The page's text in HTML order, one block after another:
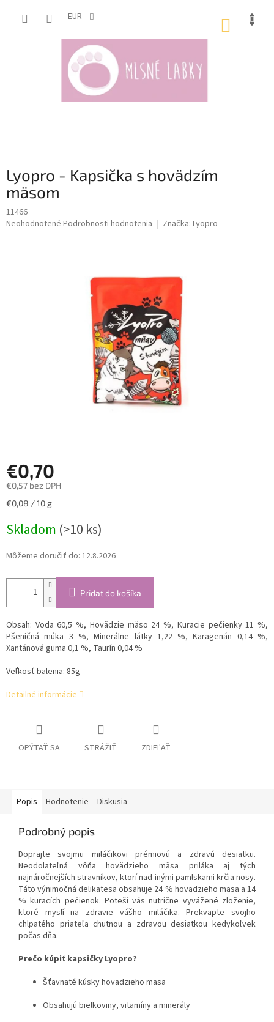
EUR
Lyopro - Kapsička s hovädzím
mäsom
11466
Priemerné
Neohodnotené Podrobnosti hodnotenia Značka: Lyopro
€0,70
€0,57 bez DPH
Jednotková
€0,08 / 10 g
Skladom (>10 ks)
Môžeme doručiť do: 12.8.2026
Pridať do košíka
Obsah: Voda 60,5 %, Hovädzie mäso 24 %, Kuracie pečienky 11 %,
Pšeničná múka 3 %, Minerálne látky 1,22 %, Karagenán 0,14 %,
Xantánová guma 0,1 %, Taurín 0,04 %
Veľkosť balenia: 85g
Detailné informácie
OPÝTAŤ SA STRÁŽIŤ ZDIEĽAŤ
Popis Hodnotenie Diskusia
Podrobný popis
Doprajte svojmu miláčikovi prémiovú a zdravú desiatku.
Neodolateľná vôňa hovädzieho mäsa priláka aj tých
najnáročnejších stravníkov, ktorí nad inými pamlskami krčia nosy.
Táto výnimočná delikatesa obsahuje 24 % hovädzieho mäsa a 14
% kuracích pečienok. Poteší vás nutrične vyvážené zloženie,
ktoré myslí na zdravie vášho miláčika. Prekvapte svojho
chlpatého priateľa chutnou a zdravou desiatkou kedykoľvek
počas dňa.
Prečo kúpiť kapsičky Lyopro?
Šťavnaté kúsky hovädzieho mäsa
Obsahujú bielkoviny, vitamíny a minerály